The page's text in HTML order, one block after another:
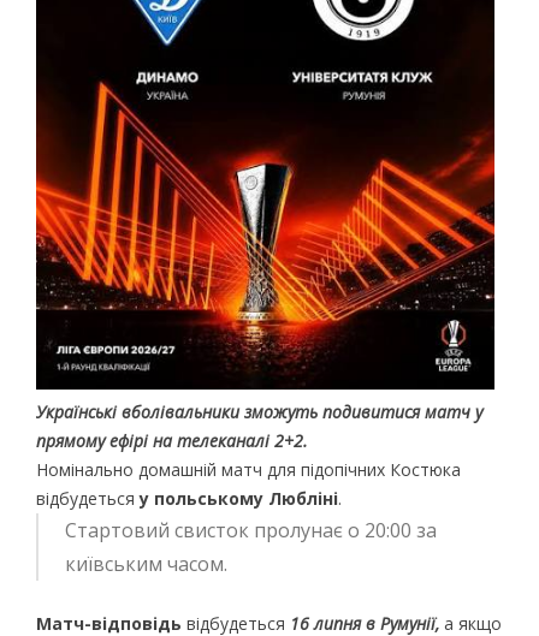
Українські вболівальники зможуть подивитися матч у
прямому ефірі на телеканалі 2+2.
Номінально домашній матч для підопічних Костюка
відбудетьсяу польському Любліні.
Стартовий свисток пролунає о 20:00 за
київським часом.
Матч-відповідь відбудеться 16 липня в Румунії, а якщо